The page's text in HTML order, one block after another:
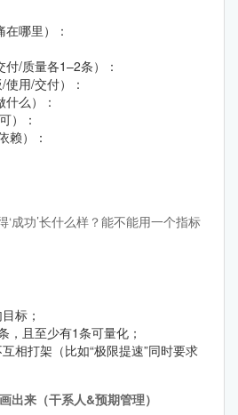
哪里）：
/质量各1–2条）：
用/交付）：
么）：
）：
赖）：
‘成功’长什么样？能不能用一个指标
标；
，且至少有1条可量化；
相打架（比如“极限提速”同时要求
出来（干系人&预期管理）